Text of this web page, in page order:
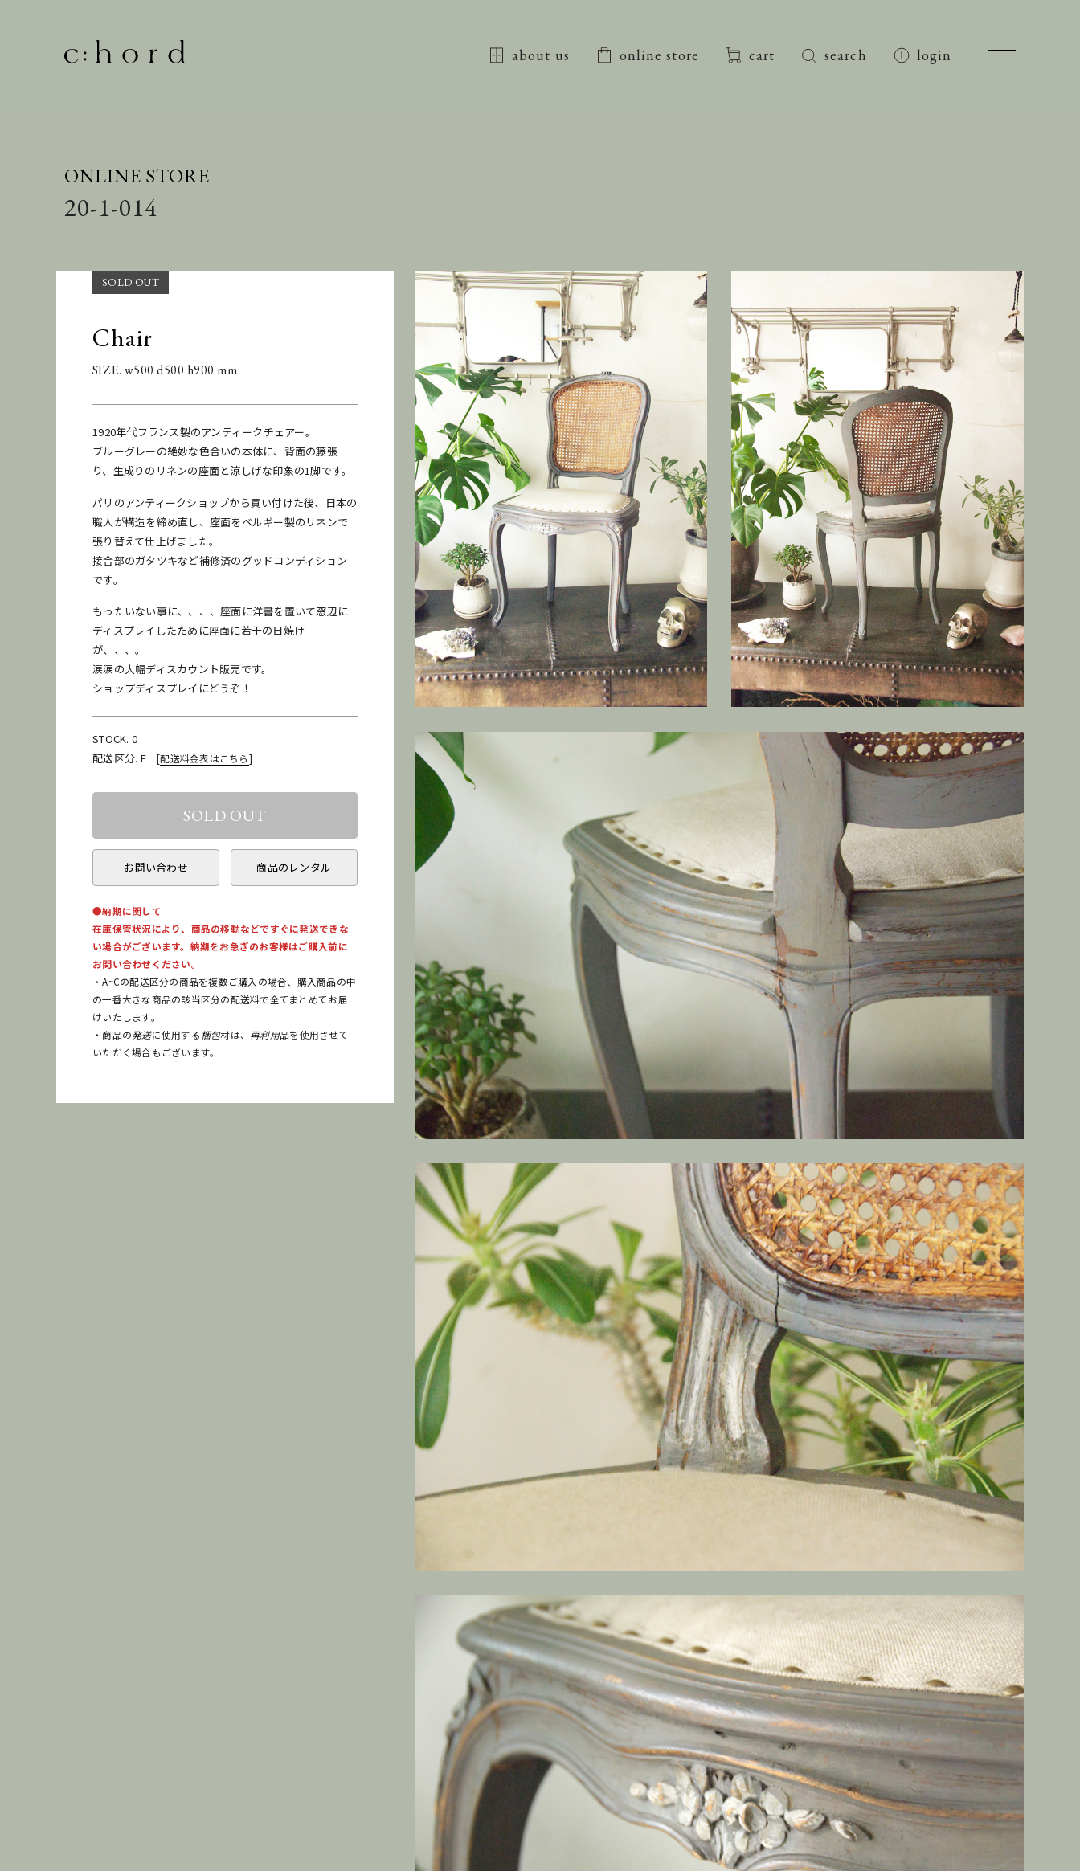
about us online store cart search login
ONLINE STORE
20-1-014
Chair
SIZE. w500 d500 h900 mm
1920年代フランス製のアンティークチェアー。
ブルーグレーの絶妙な色合いの本体に、背面の籐張
り、生成りのリネンの座面と涼しげな印象の1脚です。
パリのアンティークショップから買い付けた後、日本の
職人が構造を締め直し、座面をベルギー製のリネンで
張り替えて仕上げました。
接合部のガタツキなど補修済のグッドコンディション
です。
もったいない事に、、、、座面に洋書を置いて窓辺に
ディスプレイしたために座面に若干の日焼け
が、、、。
涙涙の大幅ディスカウント販売です。
ショップディスプレイにどうぞ！
STOCK. 0
配送区分. F[配送料金表はこちら]
お問い合わせ 商品のレンタル
●納期に関して
在庫保管状況により、商品の移動などですぐに発送できな
い場合がございます。納期をお急ぎのお客様はご購入前に
お問い合わせください。
・A~Cの配送区分の商品を複数ご購入の場合、購入商品の中
の一番大きな商品の該当区分の配送料で全てまとめてお届
けいたします。
・商品の発送に使用する梱包材は、 再利用品を使用させて
いただく場合もございます。